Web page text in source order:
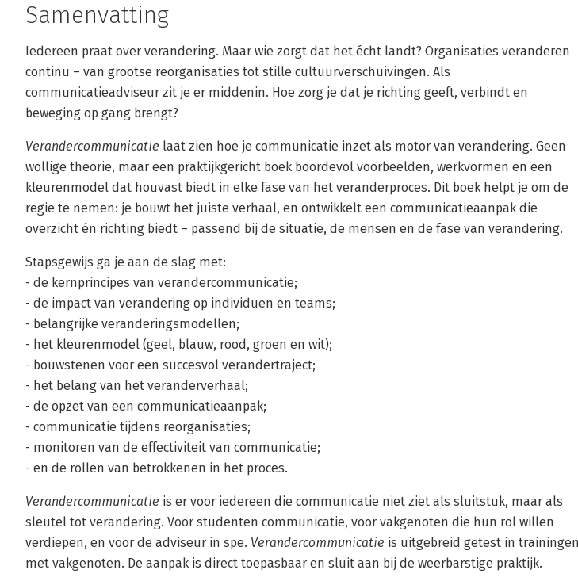
Samenvatting
Iedereen praat over verandering. Maar wie zorgt dat het écht landt? Organisaties veranderen
continu – van grootse reorganisaties tot stille cultuurverschuivingen. Als
communicatieadviseur zit je er middenin. Hoe zorg je dat je richting geeft, verbindt en
beweging op gang brengt?
Verandercommunicatie laat zien hoe je communicatie inzet als motor van verandering. Geen
wollige theorie, maar een praktijkgericht boek boordevol voorbeelden, werkvormen en een
kleurenmodel dat houvast biedt in elke fase van het veranderproces. Dit boek helpt je om de
regie te nemen: je bouwt het juiste verhaal, en ontwikkelt een communicatieaanpak die
overzicht én richting biedt – passend bij de situatie, de mensen en de fase van verandering.
Stapsgewijs ga je aan de slag met:
- de kernprincipes van verandercommunicatie;
- de impact van verandering op individuen en teams;
- belangrijke veranderingsmodellen;
- het kleurenmodel (geel, blauw, rood, groen en wit);
- bouwstenen voor een succesvol verandertraject;
- het belang van het veranderverhaal;
- de opzet van een communicatieaanpak;
- communicatie tijdens reorganisaties;
- monitoren van de effectiviteit van communicatie;
- en de rollen van betrokkenen in het proces.
Verandercommunicatie is er voor iedereen die communicatie niet ziet als sluitstuk, maar als
sleutel tot verandering. Voor studenten communicatie, voor vakgenoten die hun rol willen
verdiepen, en voor de adviseur in spe. Verandercommunicatie is uitgebreid getest in trainingen
met vakgenoten. De aanpak is direct toepasbaar en sluit aan bij de weerbarstige praktijk.